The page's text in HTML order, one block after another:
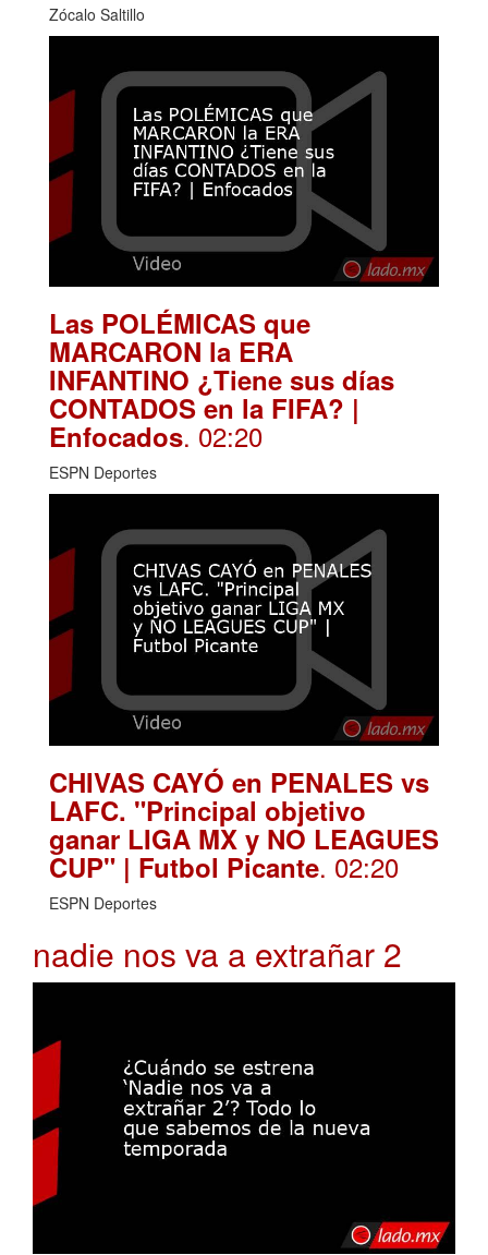
Zócalo Saltillo
Las POLÉMICAS que
MARCARON la ERA
INFANTINO ¿Tiene sus días
CONTADOS en la FIFA? |
Enfocados. 02:20
ESPN Deportes
CHIVAS CAYÓ en PENALES vs
LAFC. "Principal objetivo
ganar LIGA MX y NO LEAGUES
CUP" | Futbol Picante. 02:20
ESPN Deportes
nadie nos va a extrañar 2